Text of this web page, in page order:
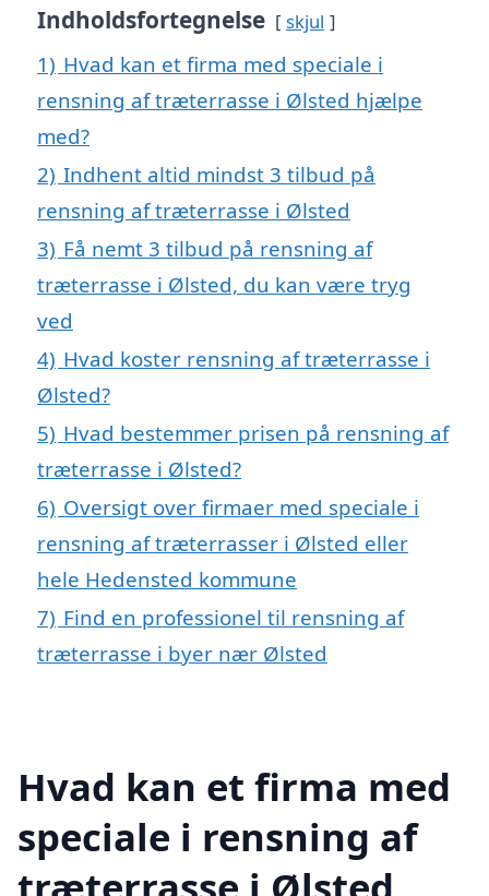
Indholdsfortegnelse skjul
1) Hvad kan et firma med speciale i
rensning af træterrasse i Ølsted hjælpe
med?
2) Indhent altid mindst 3 tilbud på
rensning af træterrasse i Ølsted
3) Få nemt 3 tilbud på rensning af
træterrasse i Ølsted, du kan være tryg
ved
4) Hvad koster rensning af træterrasse i
Ølsted?
5) Hvad bestemmer prisen på rensning af
træterrasse i Ølsted?
6) Oversigt over firmaer med speciale i
rensning af træterrasser i Ølsted eller
hele Hedensted kommune
7) Find en professionel til rensning af
træterrasse i byer nær Ølsted
Hvad kan et firma med
speciale i rensning af